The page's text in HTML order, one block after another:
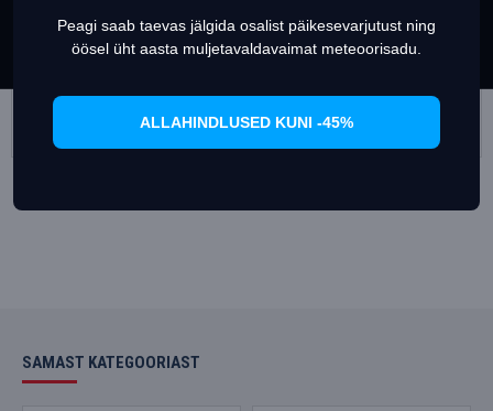
Set Prefrences Allow Cookies
Thermacell Mosquito repellent lantern (1 gaasikassett + 3 plaati)
Lisa korvi
SAMAST KATEGOORIAST
Peagi saab taevas jälgida osalist päikesevarjutust ning
öösel üht aasta muljetavaldavaimat meteoorisadu.
ALLAHINDLUSED KUNI -45%